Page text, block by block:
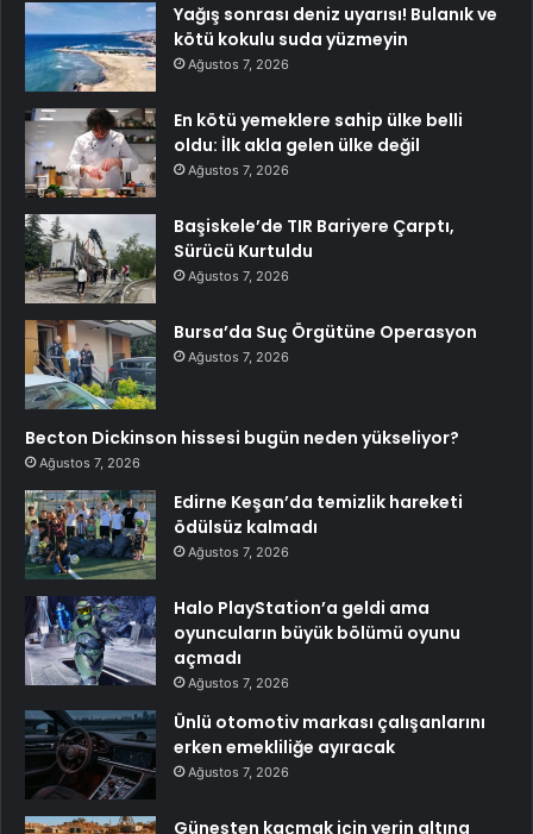
Yağış sonrası deniz uyarısı! Bulanık ve
kötü kokulu suda yüzmeyin
Ağustos 7, 2026
En kötü yemeklere sahip ülke belli
oldu: İlk akla gelen ülke değil
Ağustos 7, 2026
Başiskele’de TIR Bariyere Çarptı,
Sürücü Kurtuldu
Ağustos 7, 2026
Bursa’da Suç Örgütüne Operasyon
Ağustos 7, 2026
Becton Dickinson hissesi bugün neden yükseliyor?
Ağustos 7, 2026
Edirne Keşan’da temizlik hareketi
ödülsüz kalmadı
Ağustos 7, 2026
Halo PlayStation’a geldi ama
oyuncuların büyük bölümü oyunu
açmadı
Ağustos 7, 2026
Ünlü otomotiv markası çalışanlarını
erken emekliliğe ayıracak
Ağustos 7, 2026
Güneşten kaçmak için yerin altına